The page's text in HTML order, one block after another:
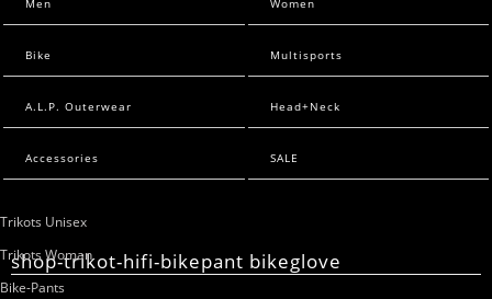
Men T-Shirts
Women
Women Sweats
Bike
Trikots Unisex
Trikots Woman
Bike-Pants
Men Women
Bike Multisports
A.L.P. Outerwear Head+Neck
Accessories SALE
shop-trikot-hifi-bikepant bikeglove